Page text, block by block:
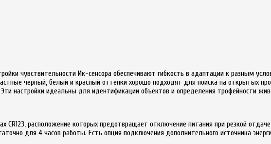
чувствительности Ик-сенсора обеспечивают гибкость в адаптации к разным
черный, белый и красный оттенки хорошо подходят для поиска на открытых
настройки идеальны для идентификации объектов и определения трофейности
CR123, расположение которых предотвращает отключение питания при резкой
для 4 часов работы. Есть опция подключения дополнительного источника